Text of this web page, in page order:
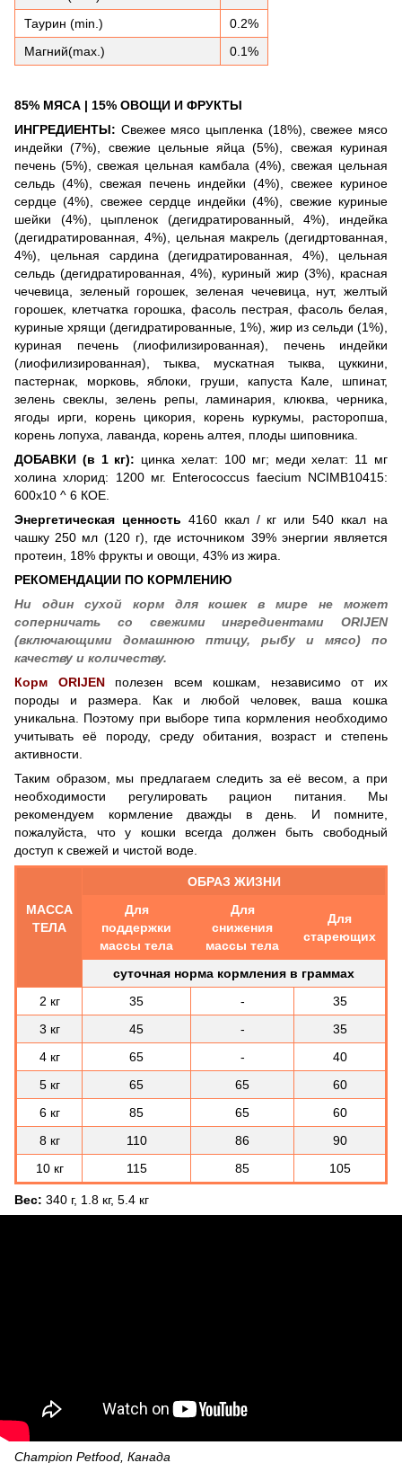
Таурин (min.)
0.2%
Магний(max.)
0.1%
85% МЯСА | 15% ОВОЩИ И ФРУКТЫ
ИНГРЕДИЕНТЫ: Свежее мясо цыпленка (18%), свежее мясо
индейки (7%), свежие цельные яйца (5%), свежая куриная
печень (5%), свежая цельная камбала (4%), свежая цельная
сельдь (4%), свежая печень индейки (4%), свежее куриное
сердце (4%), свежее сердце индейки (4%), свежие куриные
шейки (4%), цыпленок (дегидратированный, 4%), индейка
(дегидратированная, 4%), цельная макрель (дегидртованная,
4%), цельная сардина (дегидратированная, 4%), цельная
сельдь (дегидратированная, 4%), куриный жир (3%), красная
чечевица, зеленый горошек, зеленая чечевица, нут, желтый
горошек, клетчатка горошка, фасоль пестрая, фасоль белая,
куриные хрящи (дегидратированные, 1%), жир из сельди (1%),
куриная печень (лиофилизированная), печень индейки
(лиофилизированная), тыква, мускатная тыква, цуккини,
пастернак, морковь, яблоки, груши, капуста Кале, шпинат,
зелень свеклы, зелень репы, ламинария, клюква, черника,
ягоды ирги, корень цикория, корень куркумы, расторопша,
корень лопуха, лаванда, корень алтея, плоды шиповника.
ДОБАВКИ (в 1 кг): цинка хелат: 100 мг; меди хелат: 11 мг
холина хлорид: 1200 мг. Enterococcus faecium NCIMB10415:
600x10 ^ 6 КОЕ.
Энергетическая ценность 4160 ккал / кг или 540 ккал на
чашку 250 мл (120 г), где источником 39% энергии является
протеин, 18% фрукты и овощи, 43% из жира.
РЕКОМЕНДАЦИИ ПО КОРМЛЕНИЮ
Ни один сухой корм для кошек в мире не может
соперничать со свежими ингредиентами ORIJEN
(включающими домашнюю птицу, рыбу и мясо) по
качеству и количеству.
Корм ORIJENполезен всем кошкам, независимо от их
породы и размера. Как и любой человек, ваша кошка
уникальна. Поэтому при выборе типа кормления необходимо
учитывать её породу, среду обитания, возраст и степень
активности.
Таким образом, мы предлагаем следить за её весом, а при
необходимости регулировать рацион питания. Мы
рекомендуем кормление дважды в день. И помните,
пожалуйста, что у кошки всегда должен быть свободный
доступ к свежей и чистой воде.
МАССА
ТЕЛА
ОБРАЗ ЖИЗНИ
Для
поддержки
массы тела
Для
снижения
массы тела
Для
стареющих
суточная норма кормления в граммах
2 кг
35 -
35
3 кг
45 -
35
4 кг
65 -
40
5 кг
65 65
60
6 кг
85 65
60
8 кг
110 86
90
10 кг
115 85 105
Вес: 340 г, 1.8 кг, 5.4 кг
Champion Petfood, Канада